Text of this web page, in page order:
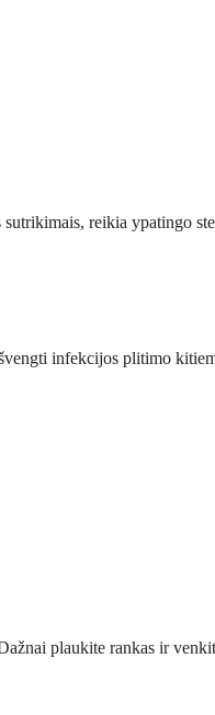
reikia ypatingo
infekcijos plitimo
plaukite rankas ir